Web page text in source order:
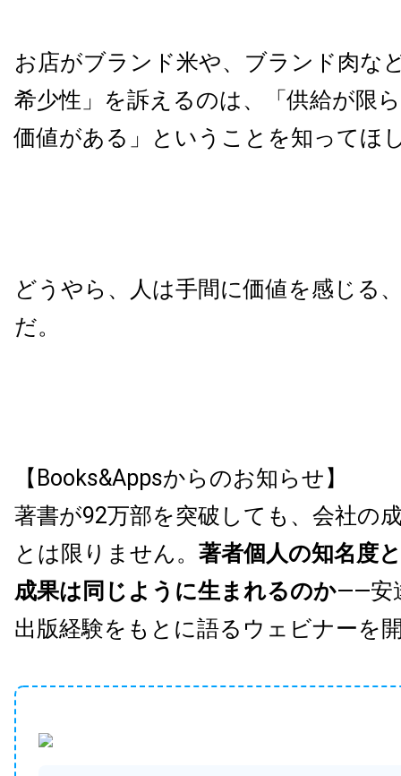
お店がブランド米や、ブランド肉な
希少性」を訴えるのは、「供給が限
価値がある」ということを知ってほ
どうやら、人は手間に価値を感じる
だ。
【Books&Appsからのお知らせ】
著書が92万部を突破しても、会社の
とは限りません。 著者個人の知名度
成果は同じように生まれるのか——安
出版経験をもとに語るウェビナーを